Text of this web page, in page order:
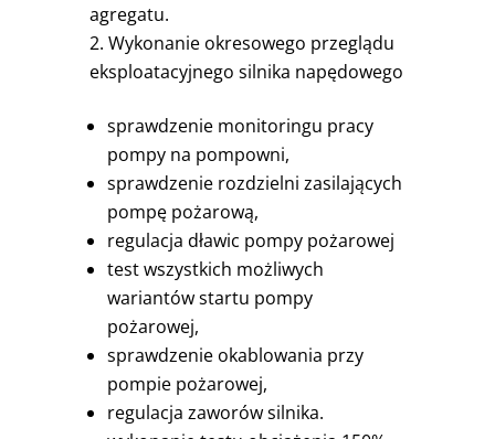
agregatu.
Wykonanie okresowego przeglądu
eksploatacyjnego silnika napędowego
sprawdzenie monitoringu pracy
pompy na pompowni,
sprawdzenie rozdzielni zasilających
pompę pożarową,
regulacja dławic pompy pożarowej
test wszystkich możliwych
wariantów startu pompy
pożarowej,
sprawdzenie okablowania przy
pompie pożarowej,
regulacja zaworów silnika.